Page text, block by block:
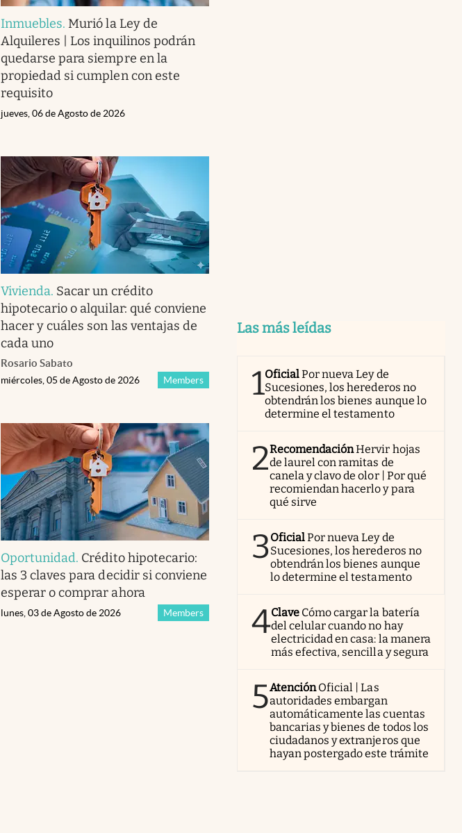
Inmuebles. Murió la Ley de
Alquileres | Los inquilinos podrán
quedarse para siempre en la
propiedad si cumplen con este
requisito
jueves, 06 de Agosto de 2026
Vivienda. Sacar un crédito
hipotecario o alquilar: qué conviene
hacer y cuáles son las ventajas de
cada uno
Rosario Sabato
Members
miércoles, 05 de Agosto de 2026
Oportunidad. Crédito hipotecario:
las 3 claves para decidir si conviene
esperar o comprar ahora
Members
lunes, 03 de Agosto de 2026
Las más leídas
1OficialPor nueva Ley de
Sucesiones, los herederos no
obtendrán los bienes aunque lo
determine el testamento
2RecomendaciónHervir hojas
de laurel con ramitas de
canela y clavo de olor | Por qué
recomiendan hacerlo y para
qué sirve
3OficialPor nueva Ley de
Sucesiones, los herederos no
obtendrán los bienes aunque
lo determine el testamento
4Clave Cómo cargar la batería
del celular cuando no hay
electricidad en casa: la manera
más efectiva, sencilla y segura
5AtenciónOficial | Las
autoridades embargan
automáticamente las cuentas
bancarias y bienes de todos los
ciudadanos y extranjeros que
hayan postergado este trámite